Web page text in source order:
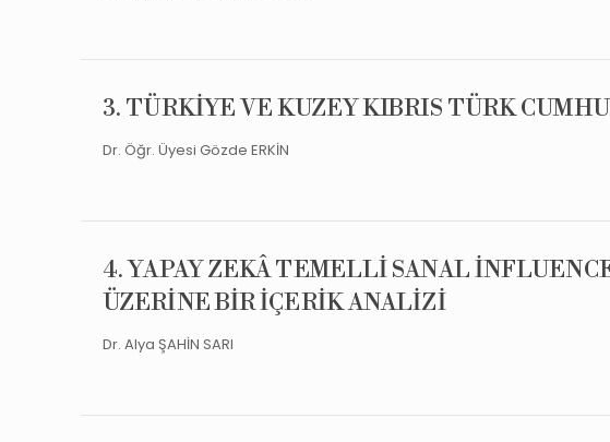
3. TÜRKİYE VE KUZEY KIBRIS TÜRK
Dr. Öğr. Üyesi Gözde ERKİN
4. YAPAY ZEKÂ TEMELLİ SANAL
ÜZERİNE BİR İÇERİK ANALİZİ
Dr. Alya ŞAHİN SARI